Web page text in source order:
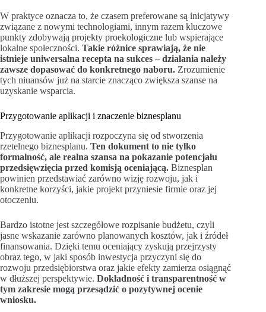
W praktyce oznacza to, że czasem preferowane są inicjatywy
związane z nowymi technologiami, innym razem kluczowe
punkty zdobywają projekty proekologiczne lub wspierające
lokalne społeczności. Takie różnice sprawiają, że nie
istnieje uniwersalna recepta na sukces – działania należy
zawsze dopasować do konkretnego naboru. Zrozumienie
tych niuansów już na starcie znacząco zwiększa szanse na
uzyskanie wsparcia.
Przygotowanie aplikacji i znaczenie biznesplanu
Przygotowanie aplikacji rozpoczyna się od stworzenia
rzetelnego biznesplanu. Ten dokument to nie tylko
formalność, ale realna szansa na pokazanie potencjału
przedsięwzięcia przed komisją oceniającą. Biznesplan
powinien przedstawiać zarówno wizję rozwoju, jak i
konkretne korzyści, jakie projekt przyniesie firmie oraz jej
otoczeniu.
Bardzo istotne jest szczegółowe rozpisanie budżetu, czyli
jasne wskazanie zarówno planowanych kosztów, jak i źródeł
finansowania. Dzięki temu oceniający zyskują przejrzysty
obraz tego, w jaki sposób inwestycja przyczyni się do
rozwoju przedsiębiorstwa oraz jakie efekty zamierza osiągnąć
w dłuższej perspektywie. Dokładność i transparentność w
tym zakresie mogą przesądzić o pozytywnej ocenie
wniosku.